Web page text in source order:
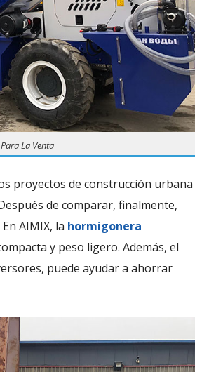
La Venta
proyectos de construcción urbana
de comparar, finalmente,
AIMIX, la hormigonera
y peso ligero. Además, el
puede ayudar a ahorrar